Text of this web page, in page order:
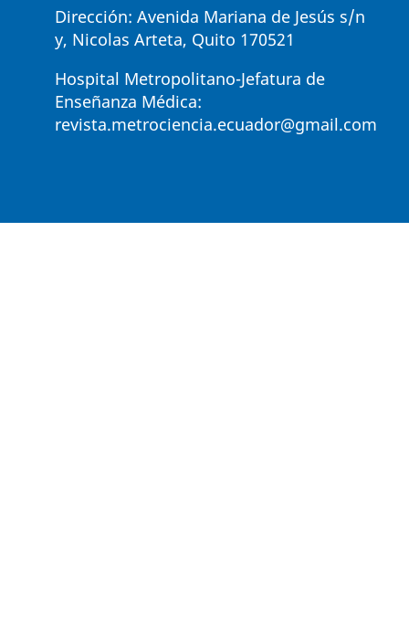
Dirección: Avenida Mariana de Jesús s/n
y, Nicolas Arteta, Quito 170521
Hospital Metropolitano-Jefatura de
Enseñanza Médica:
revista.metrociencia.ecuador@gmail.com